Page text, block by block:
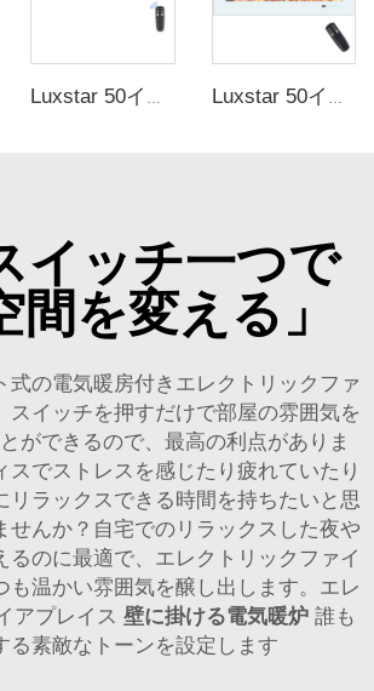
Luxstar 50インチ 高品質電気暖炉ヒーター 壁掛け式ヒーター 非埋め込み式 クリスタルログ 装飾的暖炉 Luxstar 50インチ ホワイト 電気式ヒーター付きウォールマウントファイアプレイス（埋め込み用ではない、タッチスクリーンリモコン付きホームヒーター）
イッチ一つで
間を変える」
式の電気暖房付きエレクトリックファ
スイッチを押すだけで部屋の雰囲気を
ができるので、最高の利点がありま
スでストレスを感じたり疲れていたり
リラックスできる時間を持ちたいと思
せんか？自宅でのリラックスした夜や
るのに最適で、エレクトリックファイ
も温かい雰囲気を醸し出します。エレ
アプレイス 壁に掛ける電気暖炉 誰も
る素敵なトーンを設定します